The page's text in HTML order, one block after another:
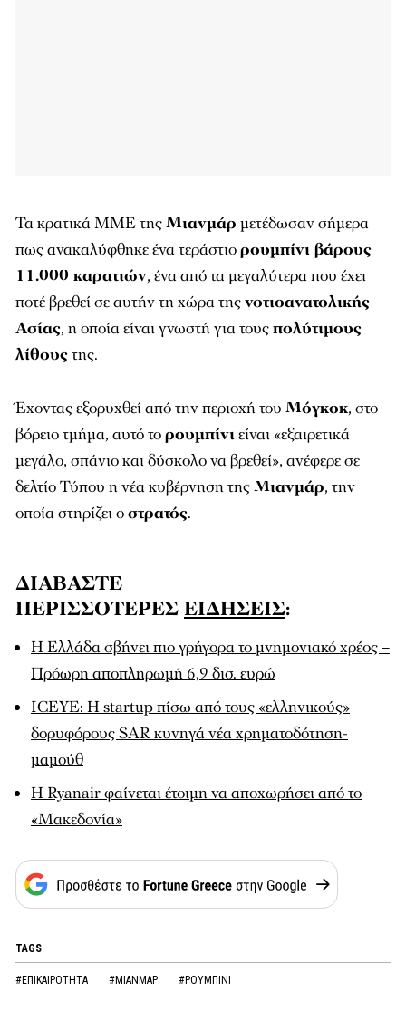
Τα κρατικά ΜΜΕ τηςΜιανμάρ μετέδωσαν σήμερα
πως ανακαλύφθηκε ένα τεράστιορουμπίνι βάρους
11.000 καρατιών, ένα από τα μεγαλύτερα που έχει
ποτέ βρεθεί σε αυτήν τη χώρα τηςνοτιοανατολικής
Ασίας, η οποία είναι γνωστή για τουςπολύτιμους
λίθουςτης.
Έχοντας εξορυχθεί από την περιοχή του Μόγκοκ, στο
βόρειο τμήμα, αυτό τορουμπίνιείναι «εξαιρετικά
μεγάλο, σπάνιο και δύσκολο να βρεθεί», ανέφερε σε
δελτίο Τύπου η νέα κυβέρνηση τηςΜιανμάρ, την
οποία στηρίζει οστρατός.
ΔΙΑΒΑΣΤΕ
ΠΕΡΙΣΣΟΤΕΡΕΣ ΕΙΔΗΣΕΙΣ:
Η Ελλάδα σβήνει πιο γρήγορα το μνημονιακό χρέος –
Πρόωρη αποπληρωμή 6,9 δισ. ευρώ
ICEYE: Η startup πίσω από τους «ελληνικούς»
δορυφόρους SAR κυνηγά νέα χρηματοδότηση-
μαμούθ
Η Ryanair φαίνεται έτοιμη να αποχωρήσει από το
«Μακεδονία»
TAGS
#ΕΠΙΚΑΙΡΟΤΗΤΑ #ΜΙΑΝΜΑΡ #ΡΟΥΜΠΙΝΙ